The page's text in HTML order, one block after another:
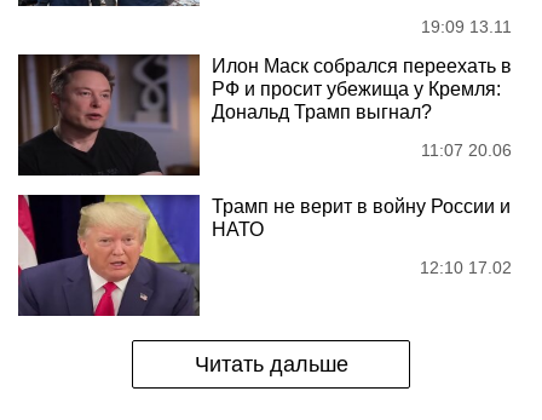
19:09 13.11
Илон Маск собрался переехать в
РФ и просит убежища у Кремля:
Дональд Трамп выгнал?
11:07 20.06
Трамп не верит в войну России и
НАТО
12:10 17.02
Читать дальше